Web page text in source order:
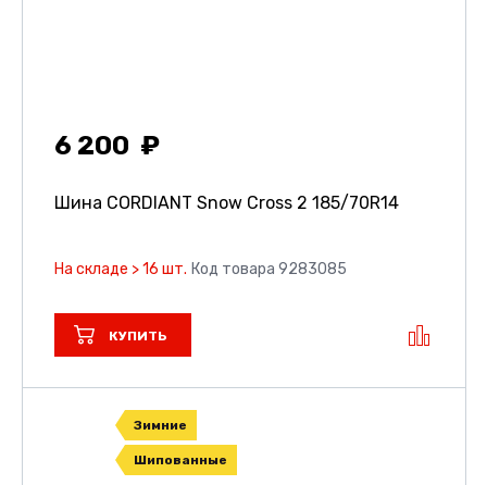
6 200
Шина CORDIANT Snow Cross 2 185/70R14
На складе > 16 шт. Код товара 9283085
КУПИТЬ
Зимние
Шипованные